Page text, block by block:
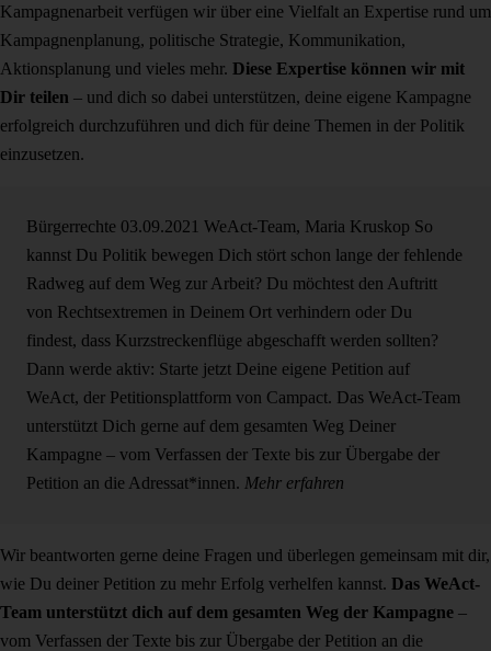
Kampagnenarbeit verfügen wir über eine Vielfalt an Expertise rund um
Kampagnenplanung, politische Strategie, Kommunikation,
Aktionsplanung und vieles mehr. Diese Expertise können wir mit
Dir teilen – und dich so dabei unterstützen, deine eigene Kampagne
erfolgreich durchzuführen und dich für deine Themen in der Politik
einzusetzen.
Bürgerrechte 03.09.2021 WeAct-Team, Maria Kruskop So
kannst Du Politik bewegen Dich stört schon lange der fehlende
Radweg auf dem Weg zur Arbeit? Du möchtest den Auftritt
von Rechtsextremen in Deinem Ort verhindern oder Du
findest, dass Kurzstreckenflüge abgeschafft werden sollten?
Dann werde aktiv: Starte jetzt Deine eigene Petition auf
WeAct, der Petitionsplattform von Campact. Das WeAct-Team
unterstützt Dich gerne auf dem gesamten Weg Deiner
Kampagne – vom Verfassen der Texte bis zur Übergabe der
Petition an die Adressat*innen. Mehr erfahren
Wir beantworten gerne deine Fragen und überlegen gemeinsam mit dir,
wie Du deiner Petition zu mehr Erfolg verhelfen kannst. Das WeAct-
Team unterstützt dich auf dem gesamten Weg der Kampagne –
vom Verfassen der Texte bis zur Übergabe der Petition an die